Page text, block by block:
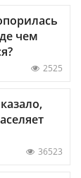
чем
2525
36523